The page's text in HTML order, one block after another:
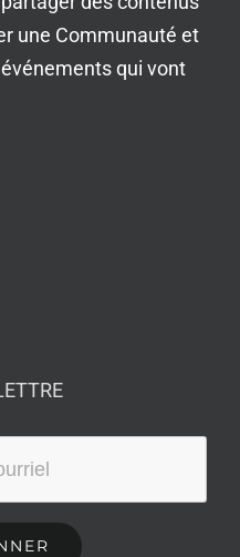
une Communauté et
qui vont